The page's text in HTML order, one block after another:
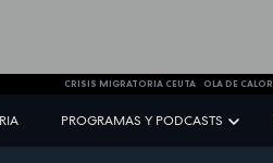
CRISIS MIGRATORIA CEUTA OLA DE CALOR
PROGRAMAS Y PODCASTS